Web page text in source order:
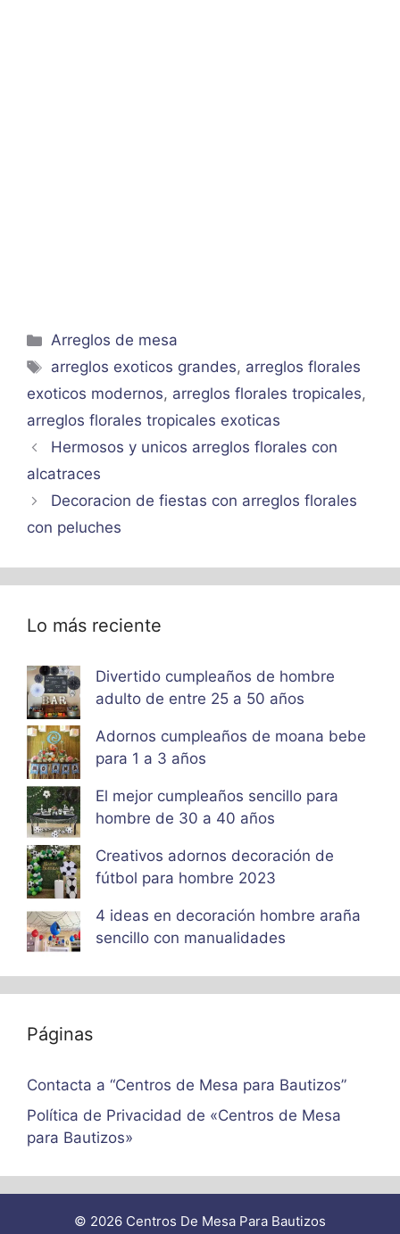
Categorías
Arreglos de mesa
Etiquetas
arreglos exoticos grandes, arreglos florales
exoticos modernos, arreglos florales tropicales,
arreglos florales tropicales exoticas
Hermosos y unicos arreglos florales con
alcatraces
Decoracion de fiestas con arreglos florales
con peluches
Lo más reciente
Divertido cumpleaños de hombre
adulto de entre 25 a 50 años
Adornos cumpleaños de moana bebe
para 1 a 3 años
El mejor cumpleaños sencillo para
hombre de 30 a 40 años
Creativos adornos decoración de
fútbol para hombre 2023
4 ideas en decoración hombre araña
sencillo con manualidades
Páginas
Contacta a “Centros de Mesa para Bautizos”
Política de Privacidad de «Centros de Mesa
para Bautizos»
© 2026 Centros De Mesa Para Bautizos